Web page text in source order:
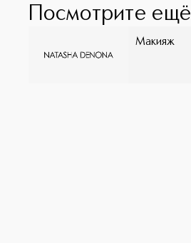
Посмотрите ещё
Макияж